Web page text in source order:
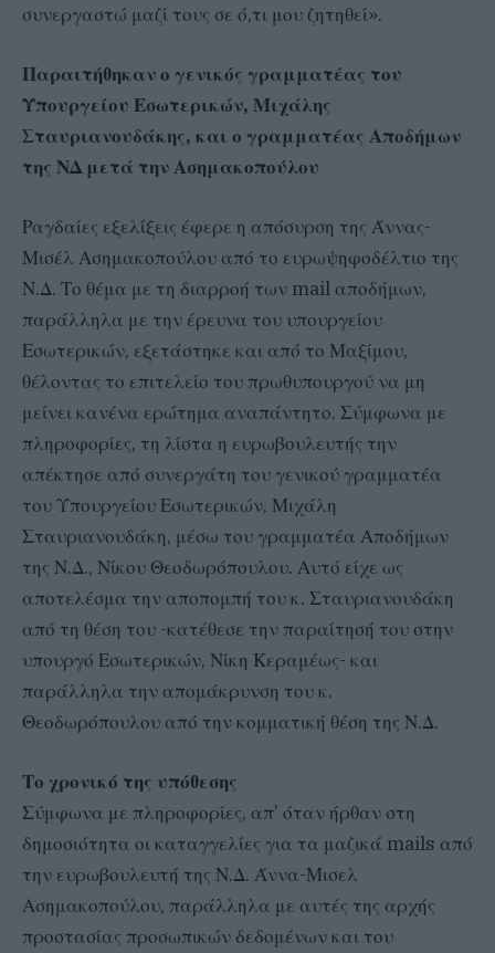
συνεργαστώ μαζί τους σε ό,τι μου ζητηθεί».
Παραιτήθηκαν ο γενικός γραμματέας του
Υπουργείου Εσωτερικών, Μιχάλης
Σταυριανουδάκης, και ο γραμματέας Αποδήμων
της ΝΔ μετά την Ασημακοπούλου
Ραγδαίες εξελίξεις έφερε η απόσυρση της Άννας-
Μισέλ Ασημακοπούλου από το ευρωψηφοδέλτιο της
Ν.Δ. Το θέμα με τη διαρροή των mail αποδήμων,
παράλληλα με την έρευνα του υπουργείου
Εσωτερικών, εξετάστηκε και από το Μαξίμου,
θέλοντας το επιτελείο του πρωθυπουργού να μη
μείνει κανένα ερώτημα αναπάντητο. Σύμφωνα με
πληροφορίες, τη λίστα η ευρωβουλευτής την
απέκτησε από συνεργάτη του γενικού γραμματέα
του Υπουργείου Εσωτερικών, Μιχάλη
Σταυριανουδάκη, μέσω του γραμματέα Αποδήμων
της Ν.Δ., Νίκου Θεοδωρόπουλου. Αυτό είχε ως
αποτελέσμα την αποπομπή του κ. Σταυριανουδάκη
από τη θέση του -κατέθεσε την παραίτησή του στην
υπουργό Εσωτερικών, Νίκη Κεραμέως- και
παράλληλα την απομάκρυνση του κ.
Θεοδωρόπουλου από την κομματική θέση της Ν.Δ.
Το χρονικό της υπόθεσης
Σύμφωνα με πληροφορίες, απ’ όταν ήρθαν στη
δημοσιότητα οι καταγγελίες για τα μαζικά mails από
την ευρωβουλευτή της Ν.Δ. Άννα-Μισελ
Ασημακοπούλου, παράλληλα με αυτές της αρχής
προστασίας προσωπικών δεδομένων και του